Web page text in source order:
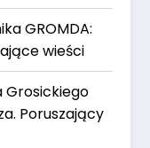
GROMDA:
wieści
Grosickiego
Poruszający